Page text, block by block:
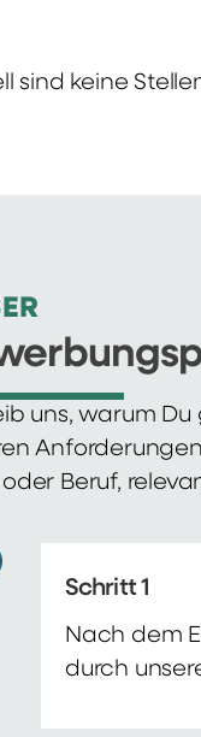
sind keine
uns, warum
Beruf,
Schritt 1
Nach dem
durch